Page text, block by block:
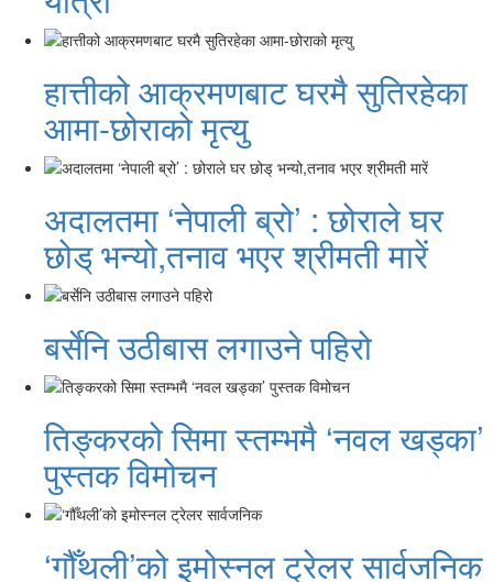
हात्तीको आक्रमणबाट घरमै सुतिरहेका
आमा-छोराको मृत्यु
अदालतमा ‘नेपाली ब्रो’ : छोराले घर
छोड् भन्यो,तनाव भएर श्रीमती मारें
बर्सेनि उठीबास लगाउने पहिरो
तिङ्करको सिमा स्तम्भमै ‘नवल खड्का’
पुस्तक विमोचन
‘गौँथली’को इमोस्नल ट्रेलर सार्वजनिक